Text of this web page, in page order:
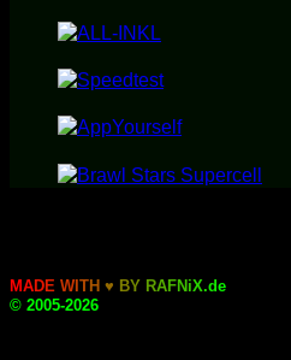
MADE W TH ♥ BY RAFN iX.de
© 2005-2026